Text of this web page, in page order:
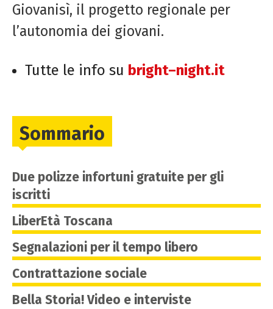
Giovanisì, il progetto regionale per
l’autonomia dei giovani.
Tutte le info su bright–night.it
Sommario
Due polizze infortuni gratuite per gli
iscritti
LiberEtà Toscana
Segnalazioni per il tempo libero
Contrattazione sociale
Bella Storia! Video e interviste